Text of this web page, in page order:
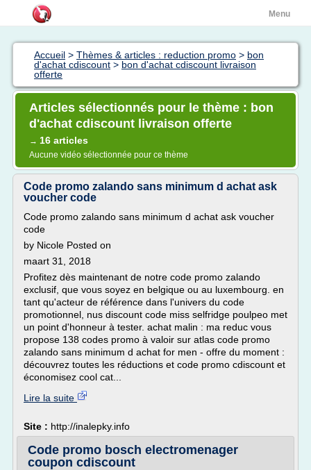
Menu
Accueil > Thèmes & articles : reduction promo > bon
d'achat cdiscount > bon d'achat cdiscount livraison
offerte
Articles sélectionnés pour le thème : bon
d'achat cdiscount livraison offerte
→ 16 articles
Aucune vidéo sélectionnée pour ce thème
Code promo zalando sans minimum d achat ask
voucher code
Code promo zalando sans minimum d achat ask voucher
code
by Nicole Posted on
maart 31, 2018
Profitez dès maintenant de notre code promo zalando
exclusif, que vous soyez en belgique ou au luxembourg. en
tant qu'acteur de référence dans l'univers du code
promotionnel, nus discount code miss selfridge poulpeo met
un point d'honneur à tester. achat malin : ma reduc vous
propose 138 codes promo à valoir sur atlas code promo
zalando sans minimum d achat for men - offre du moment :
découvrez toutes les réductions et code promo cdiscount et
économisez cool cat...
Lire la suite
Site : http://inalepky.info
Code promo bosch electromenager
coupon cdiscount